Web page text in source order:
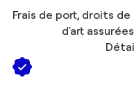
Frais de port, droits
d'art